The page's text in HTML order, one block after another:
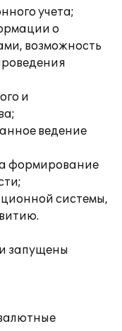
учета;
о
возможность
и
ведение
формирование
системы,
запущены